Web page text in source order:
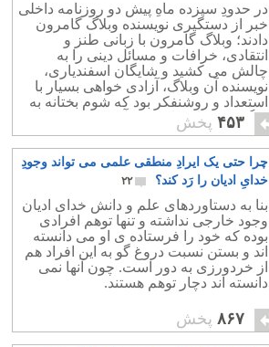
در حدودِ سیزده ماهِ پیش دو روزنامه داخلی
خبر از دستگیری نویسنده وبلاگ گامرون
دادند؛ وبلاگ گامرون با زبانی طنز و
انتقادی، خرافات و مسائل دینی را به
چالش می کشید و شایگان اسفندیاری،
نویسنده آن وبلاگ، آزادی خواهی بسیار با
استعداد و روشنفکر بود که شوم بختانه به
چنگِ مزدوران ولایت در آمد.
۴۵۳ پخش
چرا حتی یک ایرادِ منطقی علمی می تواند وجودِ
خدایِ ادیان را رَد کند؟
۲۲
بنا به دستاوردهای علم و دانش خدای ادیان
وجود خارجی نداشته و تنها توهم افرادی
بوده که خود را فرستاده ی او می دانسته
اند و بستن نسبت دروغ گو به این افراد هم
از خردورزی به دور است. چون آنها نمی
دانسته اند دچار توهم هستند.
۸۶۷ پخش